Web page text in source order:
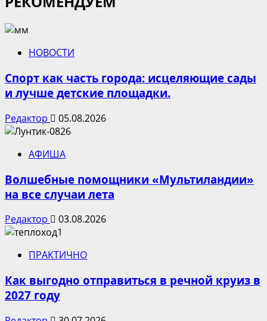
НОВОСТИ
Спорт как часть города: исцеляющие сады
и лучше детские площадки.
Редактор 05.08.2026
АФИША
Волшебные помощники «Мультиландии»
на все случаи лета
Редактор 03.08.2026
ПРАКТИЧНО
Как выгодно отправиться в речной круиз в
2027 году